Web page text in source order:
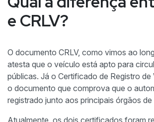
e CRLV?
O documento CRLV, como vimos ao
atesta que o veículo está apto para
públicas. Já o Certificado de Registro de
o documento que comprova que o
registrado junto aos principais órgãos de
Atualmente, os dois certificados foram